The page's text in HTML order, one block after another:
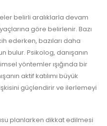
belirli aralıklarla devam
göre belirlenir. Bazı
ederken, bazıları daha
bulur. Psikolog, danışanın
yöntemler ışığında bir
aktif katılımı büyük
güçlendirir ve ilerlemeyi
planlarken dikkat edilmesi